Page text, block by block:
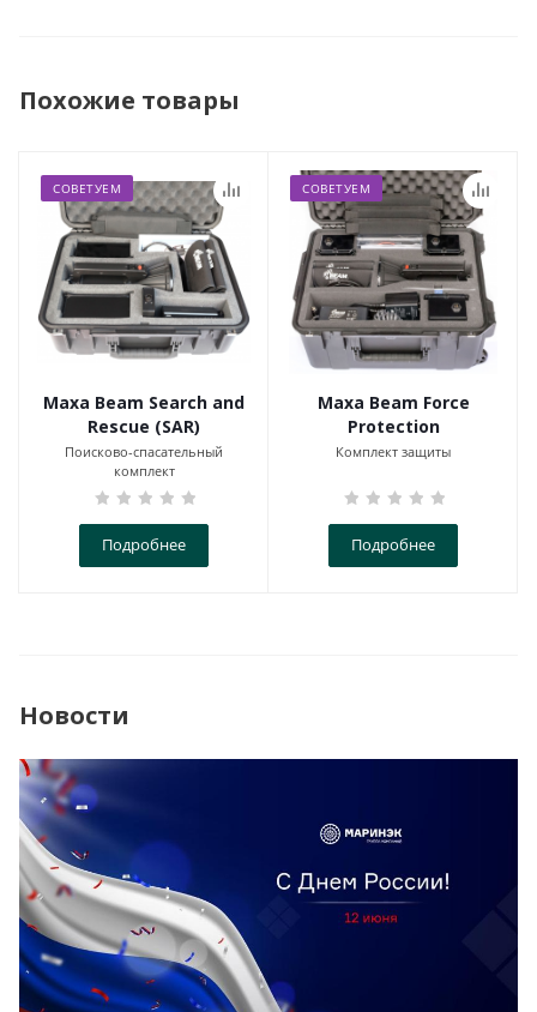
Похожие товары
СОВЕТУЕМ
Maxa Beam Search and
Rescue (SAR)
Поисково-спасательный
комплект
Подробнее
СОВЕТУЕМ
Maxa Beam Force
Protection
Комплект защиты
Подробнее
Новости